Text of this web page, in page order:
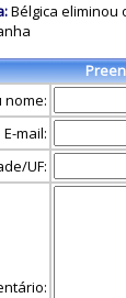
Bélgica eliminou
nome:
E-mail:
UF: